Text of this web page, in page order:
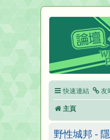
快速連結 友
主頁
野性城邦 -